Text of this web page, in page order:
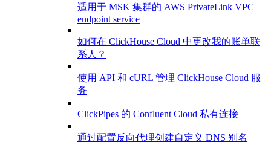
适用于 MSK 集群的 AWS PrivateLink VPC
endpoint service
如何在 ClickHouse Cloud 中更改我的账单联
系人？
使用 API 和 cURL 管理 ClickHouse Cloud 服
务
ClickPipes 的 Confluent Cloud 私有连接
通过配置反向代理创建自定义 DNS 别名